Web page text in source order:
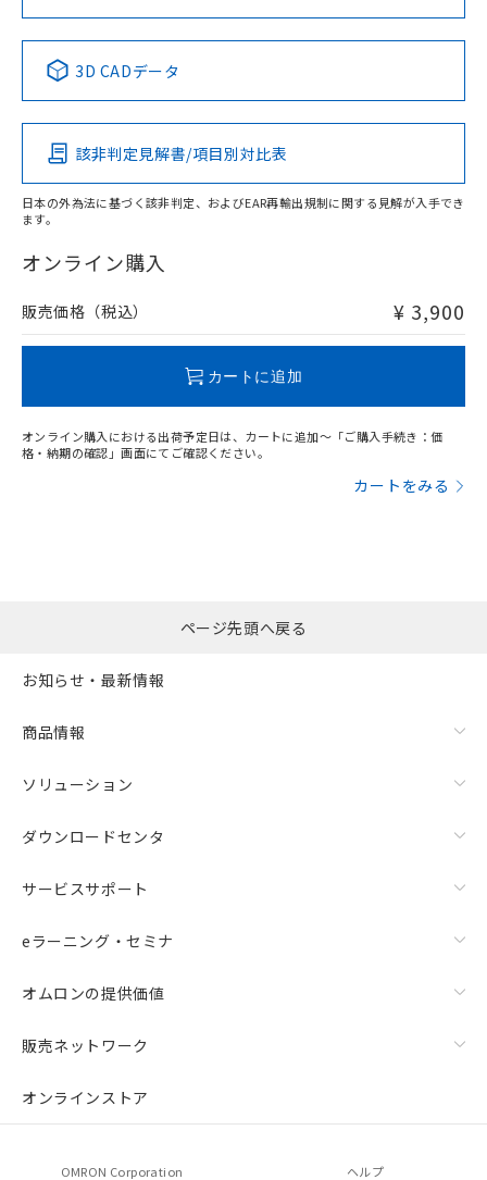
Pb Hg Cd Cr(VI)
O
在庫等で未対応品が混在する可能性があります。
問い合わせください。
3D CADデータ
該非判定見解書/項目別対比表
日本の外為法に基づく該非判定、およびEAR再輸出規制に関する見解が入手でき
ます。
オンライン購入
販売価格（税込） ¥ 3,900
カートに追加
オンライン購入における出荷予定日は、カートに追加～「ご購入手続き：価
格・納期の確認」画面にてご確認ください。
カートをみる
ページ先頭へ戻る
お知らせ・最新情報
商品情報
ソリューション
ダウンロードセンタ
サービスサポート
eラーニング・セミナ
オムロンの提供価値
販売ネットワーク
オンラインストア
OMRON Corporation ヘルプ